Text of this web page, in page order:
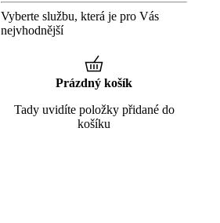
Vyberte službu, která je pro Vás
nejvhodnější
Prázdný košík
Tady uvidíte položky přidané do
košíku